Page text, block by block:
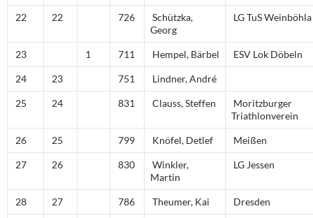
22 22 726
Schützka,
Georg
LG TuS Weinböhla
23 1 711 Hempel, Bärbel ESV Lok Döbeln
24 23 751 Lindner, André
25 24 831 Clauss, Steffen
Moritzburger
Triathlonverein
26 25 799 Knöfel, Detlef Meißen
27 26 830
Winkler,
Martin
LG Jessen
28 27 786 Theumer, Kai Dresden